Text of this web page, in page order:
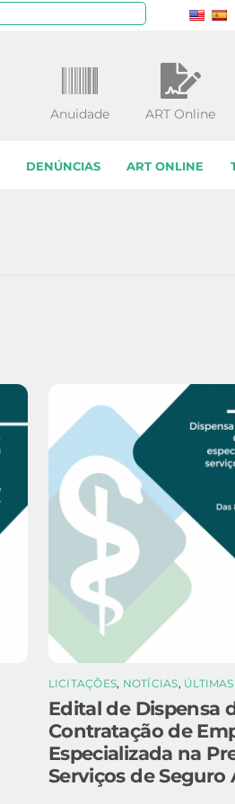
DENÚNCIAS ART ONLINE
Anuidade ART Online
LICITAÇÕES, NOTÍCIAS, ÚLTIMAS
Edital de Dispensa
Contratação de
Especializada na
Serviços de